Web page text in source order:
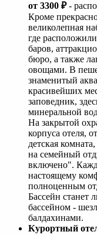
от 3300 ₽-
Кроме
великолепная
где
баров,
бюро, а также
овощами. В
знаменитый
красивейших
заповедник,
минеральной
На закрытой
корпуса отеля,
детская
на семейный
включено".
настоящему
полноценным
Бассейн станет
бассейном -
балдахинами.
Курортный